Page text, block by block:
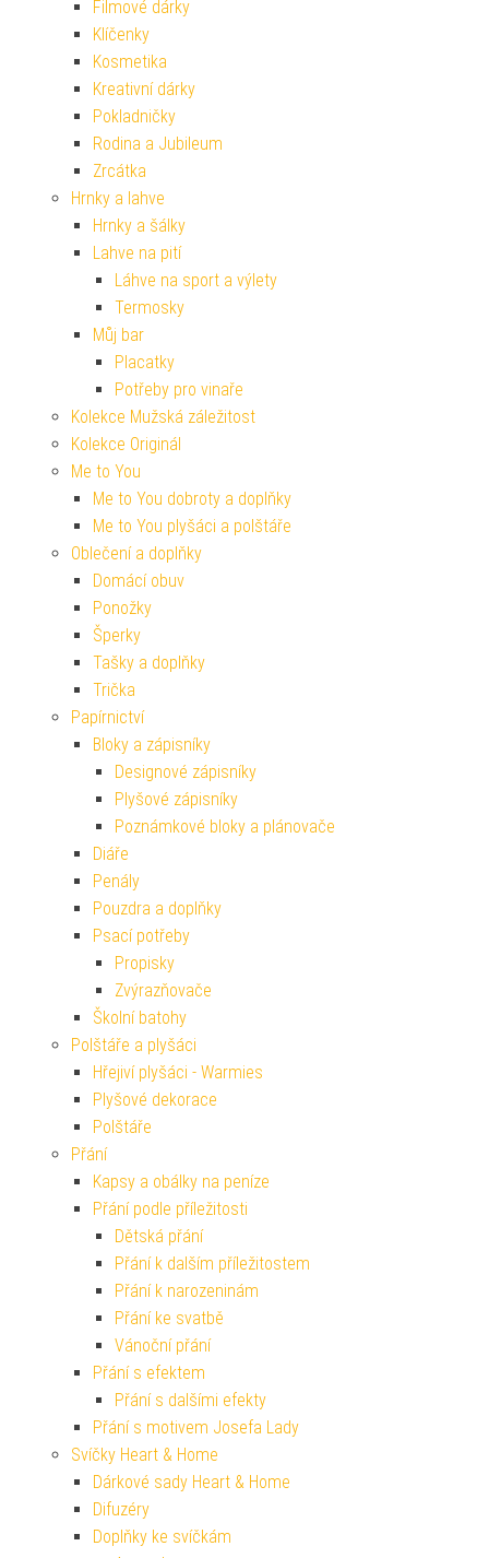
Filmové dárky
Klíčenky
Kosmetika
Kreativní dárky
Pokladničky
Rodina a Jubileum
Zrcátka
Hrnky a lahve
Hrnky a šálky
Lahve na pití
Láhve na sport a výlety
Termosky
Můj bar
Placatky
Potřeby pro vinaře
Kolekce Mužská záležitost
Kolekce Originál
Me to You
Me to You dobroty a doplňky
Me to You plyšáci a polštáře
Oblečení a doplňky
Domácí obuv
Ponožky
Šperky
Tašky a doplňky
Trička
Papírnictví
Bloky a zápisníky
Designové zápisníky
Plyšové zápisníky
Poznámkové bloky a plánovače
Diáře
Penály
Pouzdra a doplňky
Psací potřeby
Propisky
Zvýrazňovače
Školní batohy
Polštáře a plyšáci
Hřejiví plyšáci - Warmies
Plyšové dekorace
Polštáře
Přání
Kapsy a obálky na peníze
Přání podle příležitosti
Dětská přání
Přání k dalším příležitostem
Přání k narozeninám
Přání ke svatbě
Vánoční přání
Přání s efektem
Přání s dalšími efekty
Přání s motivem Josefa Lady
Svíčky Heart & Home
Dárkové sady Heart & Home
Difuzéry
Doplňky ke svíčkám